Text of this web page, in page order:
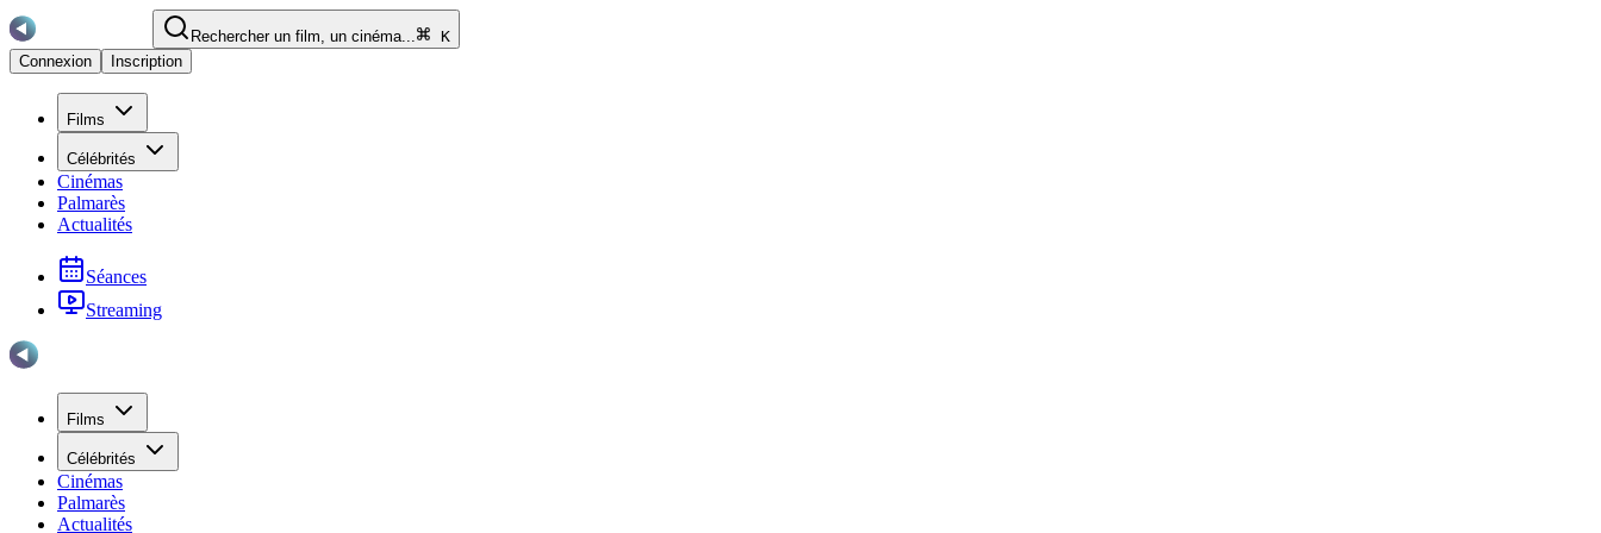
Rechercher un film, un cinéma...
K
Connexion
Inscription
Films
Célébrités
Cinémas
Palmarès
Actualités
Séances
Streaming
Films
Célébrités
Cinémas
Palmarès
Actualités